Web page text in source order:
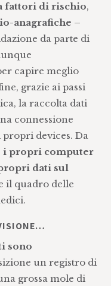
fattori di rischio,
anagrafiche –
da parte di
capire meglio
grazie ai passi
la raccolta dati
connessione
devices. Da
i propri computer
dati sul
il quadro delle
sono
un registro di
grossa mole di